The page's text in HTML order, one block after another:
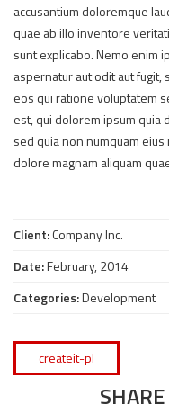
accusantium doloremque
quae ab illo inventore
sunt explicabo. Nemo enim
aspernatur aut odit aut
eos qui ratione voluptatem
est, qui dolorem ipsum quia
sed quia non numquam
dolore magnam aliquam
Client:Company Inc.
Date:February, 2014
Categories:Development
createit-pl